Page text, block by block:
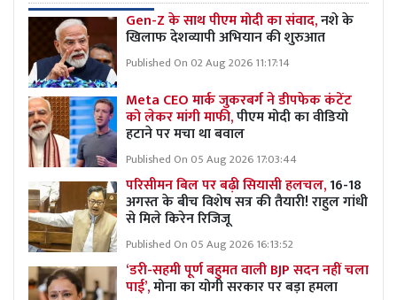
Gen-Z के साथ पीएम मोदी का संवाद,नशे के
खिलाफ देशव्यापी अभियान की शुरुआत
Published On 02 Aug 2026 11:17:14
Meta CEO मार्क जुकरबर्ग ने डीपफेक कंटेंट
को लेकर मांगी माफी,पीएम मोदी का वीडियो
हटाने पर मचा था बवाल
Published On 05 Aug 2026 17:03:44
परिसीमन बिल पर बढ़ी सियासी हलचल,16-18
अगस्त के बीच विशेष सत्र की तैयारी! राहुल गांधी
से मिले किरेन रिजिजू
Published On 05 Aug 2026 16:13:52
‘डरी-सहमी पूर्ण बहुमत वाली BJP सदन नहीं चला
पाई’,मोना का योगी सरकार पर बड़ा हमला